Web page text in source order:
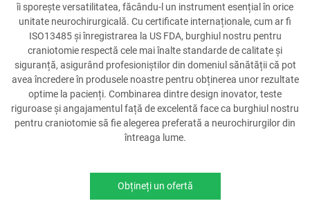
îi sporește versatilitatea, făcându-l un instrument esențial în orice
unitate neurochirurgicală. Cu certificate internaționale, cum ar fi
ISO13485 și înregistrarea la US FDA, burghiul nostru pentru
craniotomie respectă cele mai înalte standarde de calitate și
siguranță, asigurând profesioniștilor din domeniul sănătății că pot
avea încredere în produsele noastre pentru obținerea unor rezultate
optime la pacienți. Combinarea dintre design inovator, teste
riguroase și angajamentul față de excelentă face ca burghiul nostru
pentru craniotomie să fie alegerea preferată a neurochirurgilor din
întreaga lume.
Obțineți un ofertă